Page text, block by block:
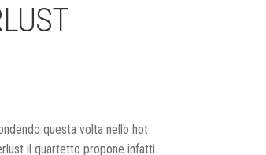
questa volta nello hot
il quartetto propone infatti